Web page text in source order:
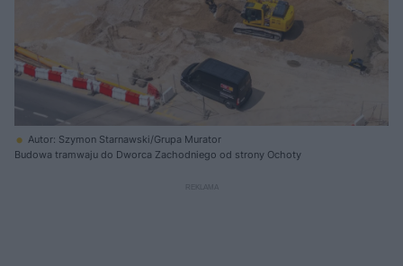
Autor: Szymon Starnawski/Grupa Murator
Budowa tramwaju do Dworca Zachodniego od strony Ochoty